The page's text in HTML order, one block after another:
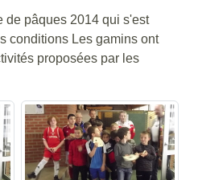
de pâques 2014 qui s'est
conditions Les gamins ont
proposées par les